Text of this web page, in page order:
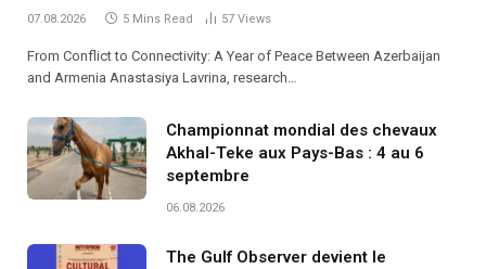
07.08.2026 5 Mins Read 57 Views
From Conflict to Connectivity: A Year of Peace Between Azerbaijan
and Armenia Anastasiya Lavrina, research…
Championnat mondial des chevaux
Akhal-Teke aux Pays-Bas : 4 au 6
septembre
06.08.2026
The Gulf Observer devient le